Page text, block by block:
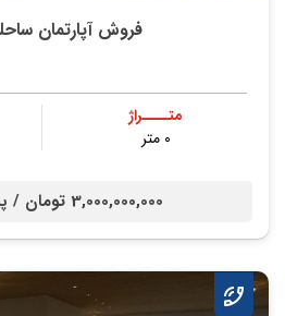
فروش آپارتمان
متــــراژ
۰ متر
3,000,000,000 تومان /